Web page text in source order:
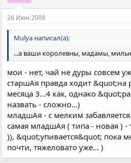
26 Июн 2009
Mulya написал(а):
...а ваши королевны, мадамы,
мои - нет, чай не дуры совсем
старшАя правда ходит &quot;на
месяца 3...4 как, однако
назвать - сложно...)
младшАя - с мелким
самая младшАя ( типа - новая )
)), &quot;упивается&quot; пока
почти, тяжеловато уже... )